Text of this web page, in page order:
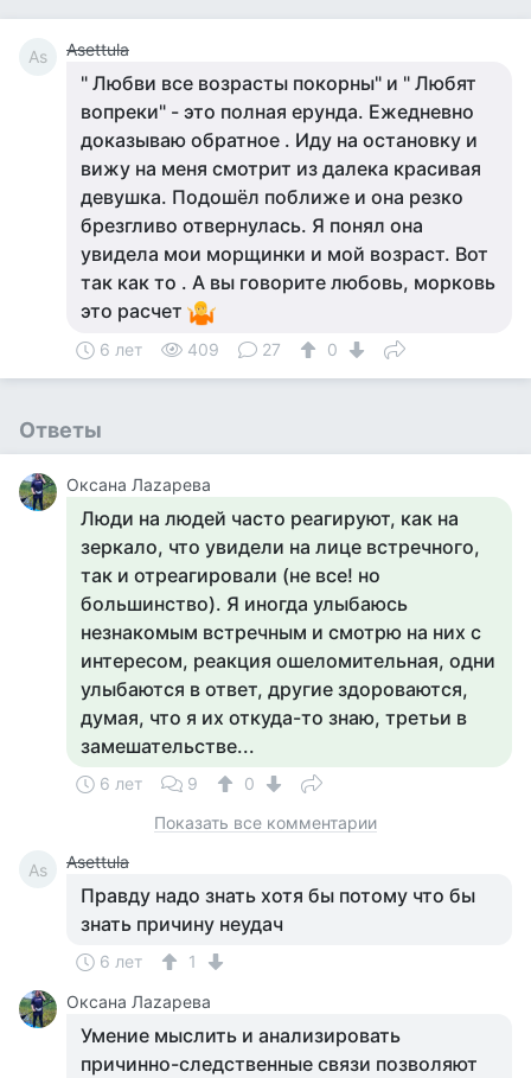
As Asettula
" Любви все возрасты покорны" и " Любят
вопреки" - это полная ерунда. Ежедневно
доказываю обратное . Иду на остановку и
вижу на меня смотрит из далека красивая
девушка. Подошёл поближе и она резко
брезгливо отвернулась. Я понял она
увидела мои морщинки и мой возраст. Вот
так как то . А вы говорите любовь, морковь
это расчет
6 лет 409 27 0
Ответы
Оксана Лаzaрева
Люди на людей часто реагируют, как на
зеркало, что увидели на лице встречного,
так и отреагировали (не все! но
большинство). Я иногда улыбаюсь
незнакомым встречным и смотрю на них с
интересом, реакция ошеломительная, одни
улыбаются в ответ, другие здороваются,
думая, что я их откуда-то знаю, третьи в
замешательстве...
6 лет 9
0
Показать все комментарии
As Asettula
Правду надо знать хотя бы потому что бы
знать причину неудач
6 лет
1
Оксана Лаzaрева
Умение мыслить и анализировать
причинно-следственные связи позволяют